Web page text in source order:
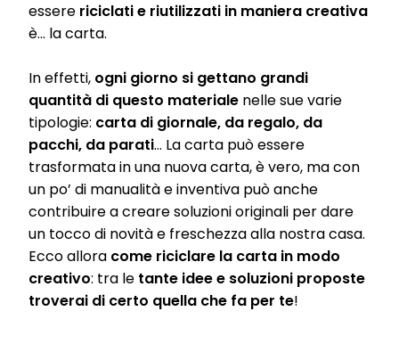
essere riciclati e riutilizzati in maniera creativa
è... la carta.
In effetti, ogni giorno si gettano grandi
quantità di questo materiale nelle sue varie
tipologie: carta di giornale, da regalo, da
pacchi, da parati… La carta può essere
trasformata in una nuova carta, è vero, ma con
un po’ di manualità e inventiva può anche
contribuire a creare soluzioni originali per dare
un tocco di novità e freschezza alla nostra casa.
Ecco allora come riciclare la carta in modo
creativo: tra le tante idee e soluzioni proposte
troverai di certo quella che fa per te!